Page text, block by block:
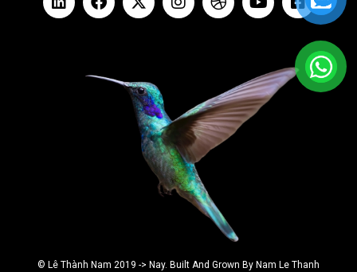
© Lê Thành Nam 2019 -> Nay. Built And Grown By Nam Le Thanh